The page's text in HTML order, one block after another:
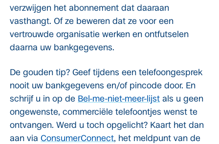
verzwijgen het abonnement dat daaraan
vasthangt. Of ze beweren dat ze voor een
vertrouwde organisatie werken en ontfutselen
daarna uw bankgegevens.
De gouden tip? Geef tijdens een telefoongesprek
nooit uw bankgegevens en/of pincode door. En
schrijf u in op de Bel-me-niet-meer-lijst als u geen
ongewenste, commerciële telefoontjes wenst te
ontvangen. Werd u toch opgelicht? Kaart het dan
aan via ConsumerConnect, het meldpunt van de